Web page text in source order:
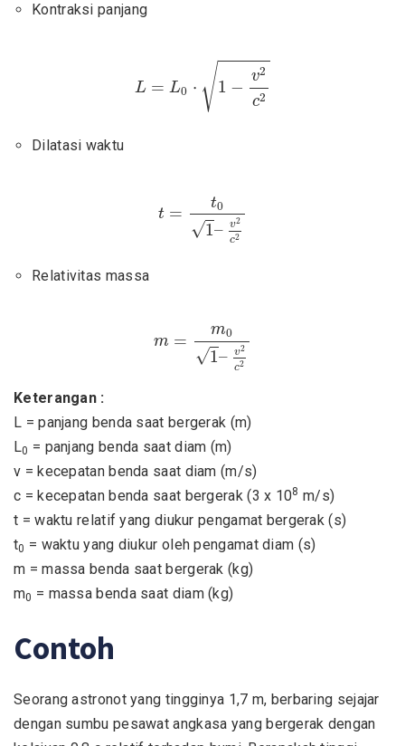
Kontraksi panjang
L = L0 ⋅ √1 −
v2
c2
v2c2
Dilatasi waktu
t =
t0
√1– v2
c2
v
Relativitas massa
m =
m0
√1– v2
c2
1–v2
Keterangan :
L = panjang benda saat bergerak (m)
L0 = panjang benda saat diam (m)
v = kecepatan benda saat diam (m/s)
c = kecepatan benda saat bergerak (3 x 108 m/s)
t = waktu relatif yang diukur pengamat bergerak (s)
t0 = waktu yang diukur oleh pengamat diam (s)
m = massa benda saat bergerak (kg)
m0 = massa benda saat diam (kg)
Contoh
Seorang astronot yang tingginya 1,7 m, berbaring sejajar
dengan sumbu pesawat angkasa yang bergerak dengan